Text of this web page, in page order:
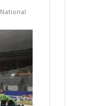
National